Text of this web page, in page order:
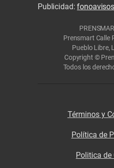
Publicidad:
Prensmart Calle
Pueblo Libre,
Copyright ©
Todos los
Términos y
Política de
Politica de